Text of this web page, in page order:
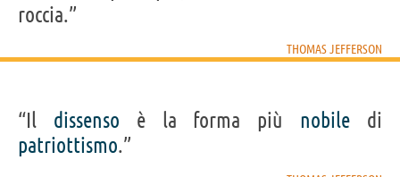
roccia.”
THOMAS JEFFERSON
“Il dissenso è la forma più nobile di
patriottismo.”